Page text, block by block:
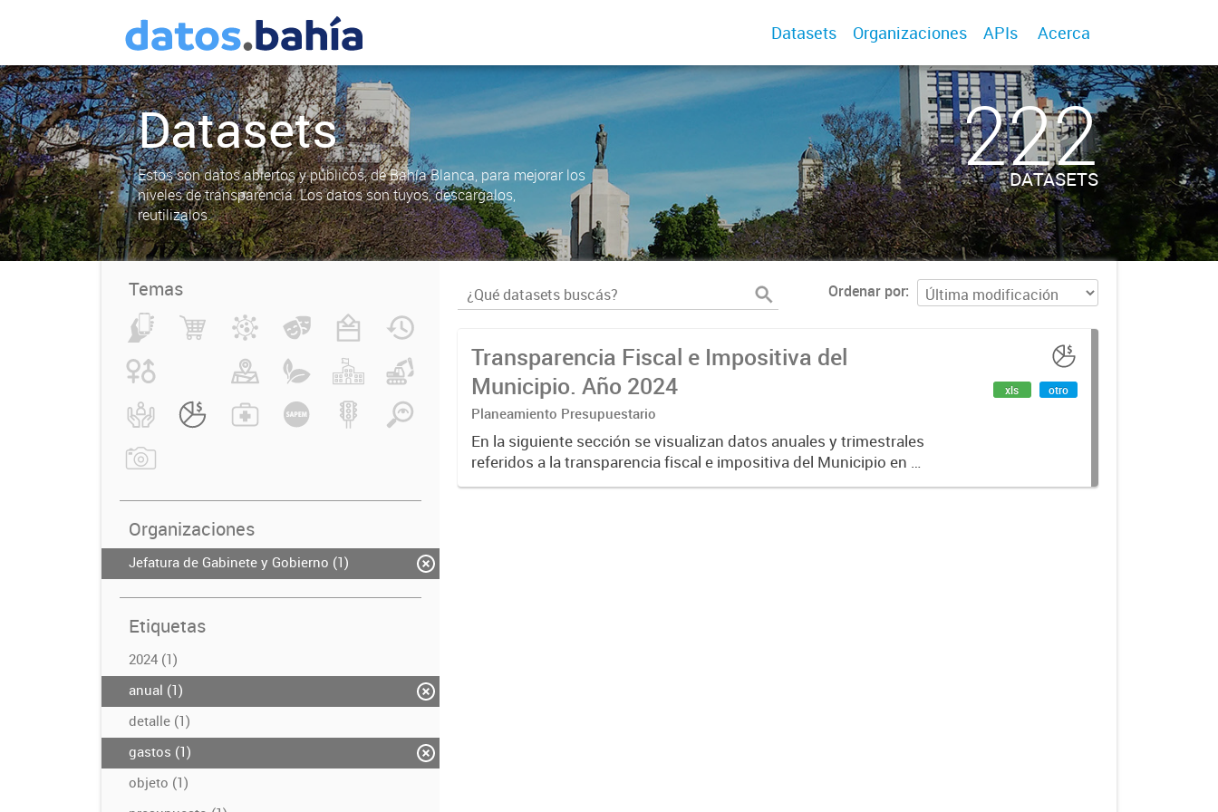
Datasets Organizaciones APIs Acerca
Datasets
Estos son datos abiertos y públicos, de Bahía Blanca, para mejorar los
niveles de transparencia. Los datos son tuyos, descargalos,
reutilizalos.
222
DATASETS
Temas
Organizaciones
Jefatura de Gabinete y Gobierno (1)
Etiquetas
2024 (1)
anual (1)
detalle (1)
gastos (1)
objeto (1)
Ordenar por
Transparencia Fiscal e Impositiva del
Municipio. Año 2024
Planeamiento Presupuestario
En la siguiente sección se visualizan datos anuales y trimestrales
referidos a la transparencia fiscal e impositiva del Municipio en el
año 2024.
xls otro